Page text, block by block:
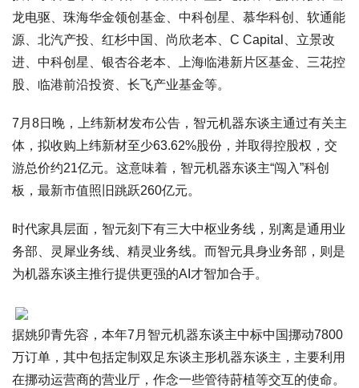
龙电驱、珠海华金领创基金、中科创星、慕华科创、软通能
源、北汽产投、红杉中国、尚欣老本、C Capital、立景改
进、中科创星、银杏谷老本、上海临港新片区基金、三花控
股、临港前沿投资、长飞产业基金等。
7月8日晚，上纬新材发布公告，智元机器东谈主通过有关主
体，拟收购上纬新材至少63.62%股份，并取得控股权，交
游总价约21亿元。这意味着，智元机器东谈主“闯入”科创
板，最新市值照旧跳跃260亿元。
时代家具层面，智元刻下有三大中枢业务线，别离是通用业
务部、灵犀业务线、精灵业务线。而智元具身业务部，则是
为机器东谈主推行提供更强的AI才智加合手。
据姚卯青先容，本年7月智元机器东谈主中标中国挪动7800
万订单，其中包括定制双足东谈主形机器东谈主，主要利用
在挪动运营商的营业厅，作念一些管待莳植等交互的使命。